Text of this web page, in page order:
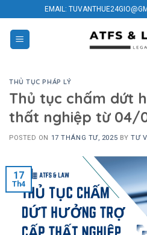
to
content
EMAIL:
THỦ TỤC PHÁP LÝ
Thủ tục chấm dứt
thất nghiệp từ 04/
POSTED ON 17 THÁNG TƯ, 2025 BYTƯ
17
Th4